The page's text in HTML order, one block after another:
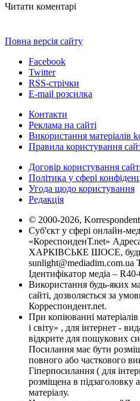
Читати коментарі
Повна версія сайту
Facebook
Twitter
RSS-стрічки
E-mail розсилка
Контакти
Реклама на сайті
Використання матеріалів
Правила користування
Договір користування
Політика у сфері
Угода щодо користування
Редакція
© 2000-2026,
Суб'єкт у сфері онлайн-
«КореспонденТ.net»
ХАРКІВСЬКЕ ШОСЕ,
sunlight@mediadim.com.ua
Ідентифікатор медіа –
Використання будь-яких
сайті, дозволяється за
Корреспондент.net.
При копіюванні
і світу» , для інтернет -
відкрите для пошукових
Посилання має бути
повного або часткового
Гіперпосилання ( для
розміщена в підзаголовку
матеріалу.